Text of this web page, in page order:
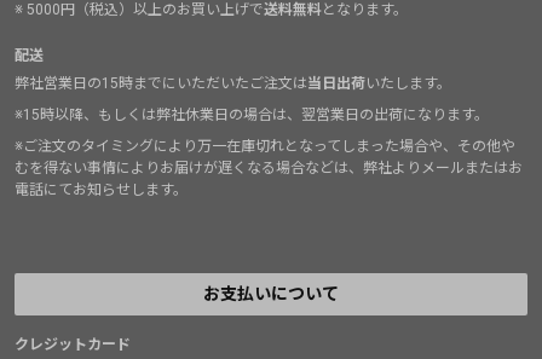
※ 5000円（税込）以上のお買い上げで送料無料となります。
配送
弊社営業日の15時までにいただいたご注文は当日出荷いたします。
※15時以降、もしくは弊社休業日の場合は、翌営業日の出荷になります。
※ご注文のタイミングにより万一在庫切れとなってしまった場合や、その他や
むを得ない事情によりお届けが遅くなる場合などは、弊社よりメールまたはお
電話にてお知らせします。
お支払いについて
クレジットカード